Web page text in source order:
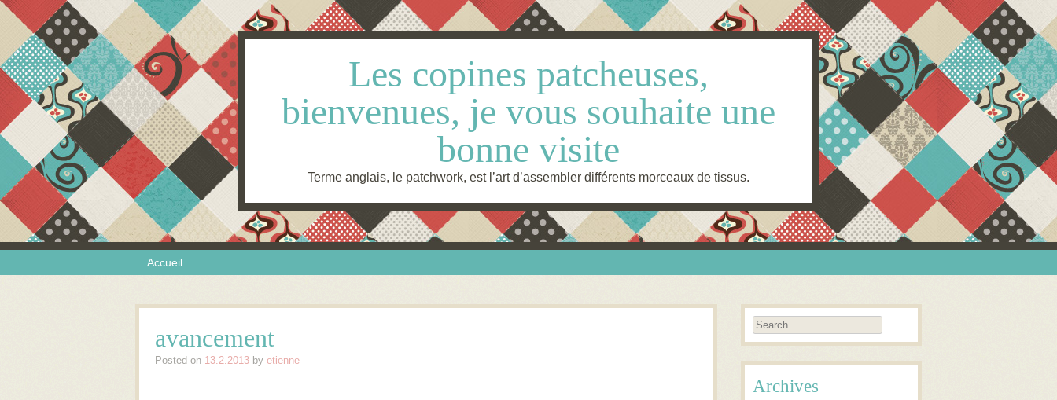
Les copines patcheuses,
bienvenues, je vous souhaite une
bonne visite
Terme anglais, le patchwork, est l’art d’assembler différents morceaux de tissus.
Menu Accueil
avancement
Posted on 13.2.2013 by etienne
Search
Archives